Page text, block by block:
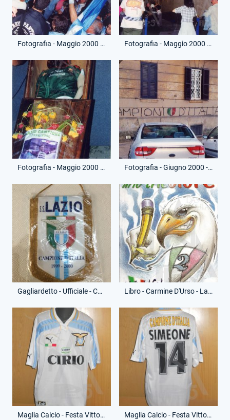
Fotografia - Maggio 2000 - Piazza Euclide - Festa Scudetto Fotografia - Maggio 2000 - Piazza Euclide - Festa Scudetto
Fotografia - Maggio 2000 - Piazza Euclide - Festa Scudetto Fotografia - Giugno 2000 - Vittoria Scudetto - Scritta su muro
Gagliardetto - Ufficiale - Campioni d'Italia Libro - Carmine D'Urso - Lazio...urlo tricolore
Maglia Calcio - Festa Vittoria Scudetto - Centenario - Diego Pablo Simeone - 14 - (Fronte) Maglia Calcio - Festa Vittoria Scudetto - Centenario - Diego Pablo Simeone - 14 - (Retro)